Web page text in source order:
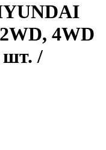
4WD
шт. /